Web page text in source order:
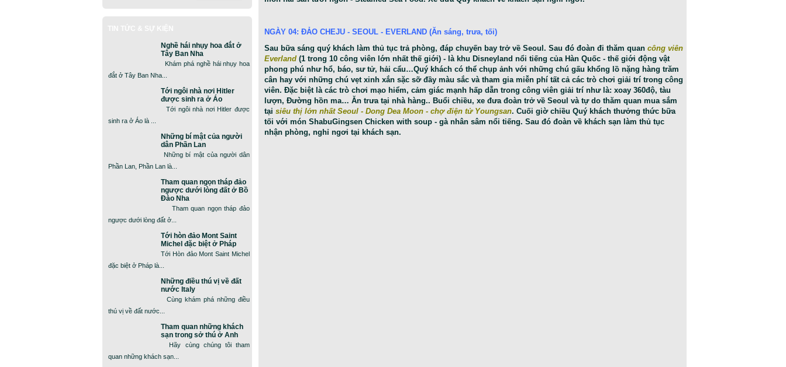
Nghề hái nhụy hoa đắt ở
Tây Ban Nha
Khám phá nghề hái nhụy hoa
đắt ở Tây Ban Nha...
Tới ngôi nhà nơi Hitler
được sinh ra ở Áo
Tới ngôi nhà nơi Hitler được
sinh ra ở Áo là ...
Những bí mật của người
dân Phần Lan
Những bí mật của người dân
Phần Lan, Phần Lan là...
Tham quan ngọn tháp đảo
ngược dưới lòng đất ở Bồ
Đào Nha
Tham quan ngọn tháp đảo
ngược dưới lòng đất ở...
Tới hòn đảo Mont Saint
Michel đặc biệt ở Pháp
Tới Hòn đảo Mont Saint Michel
đặc biệt ở Pháp là...
Những điều thú vị về đất
nước Italy
Cùng khám phá những điều
thú vị về đất nước...
Tham quan những khách
sạn trong sở thú ở Anh
Hãy cùng chúng tôi tham
quan những khách sạn...
NGÀY 04: ĐẢO CHEJU - SEOUL - EVERLAND (Ăn sáng, trưa, tối)
Sau bữa sáng quý khách làm thủ tục trả phòng, đáp chuyến bay trở về Seoul. Sau đó đoàn đi thăm quan công viên
Everland (1 trong 10 công viên lớn nhất thế giới) - là khu Disneyland nổi tiếng của Hàn Quốc - thế giới động vật
phong phú như hổ, báo, sư tử, hải cẩu…Quý khách có thể chụp ảnh với những chú gấu khổng lồ nặng hàng trăm
cân hay với những chú vẹt xinh xắn sặc sỡ đầy màu sắc và tham gia miễn phí tất cả các trò chơi giải trí trong công
viên. Đặc biệt là các trò chơi mạo hiểm, cảm giác mạnh hấp dẫn trong công viên giải trí như là: xoay 360độ, tàu
lượn, Đường hồn ma… Ăn trưa tại nhà hàng.. Buổi chiều, xe đưa đoàn trở về Seoul và tự do thăm quan mua sắm
tại siêu thị lớn nhất Seoul - Dong Dea Moon - chợ điện tử Youngsan. Cuối giờ chiều Quý khách thưởng thức bữa
tối với món ShabuGingsen Chicken with soup - gà nhân sâm nổi tiếng. Sau đó đoàn về khách sạn làm thủ tục
nhận phòng, nghỉ ngơi tại khách sạn.